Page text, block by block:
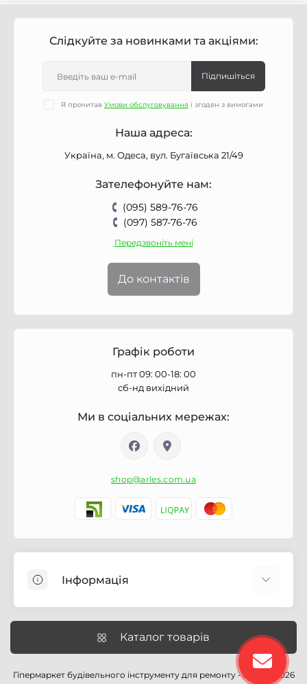
Слідкуйте за новинками та акціями:
Підпишіться
Я прочитав Умови обслуговування і згоден з вимогами
Наша адреса:
Україна, м. Одеса, вул. Бугаївська 21/49
Зателефонуйте нам:
(095) 589-76-76
(097) 587-76-76
Передзвоніть мені
До контактів
Графік роботи
пн-пт 09: 00-18: 00
сб-нд вихідний
Ми в соціальних мережах:
shop@arles.com.ua
Інформація
Про магазин Arles.com.ua
Умови обслуговування
Умови оформлення замовлення
Каталог товарів
Гіпермаркет будівельного інструменту для ремонту - Arles © 2026